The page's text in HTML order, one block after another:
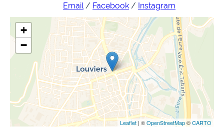
Email / Facebook / Instagram
+
−
Leaflet | ©OpenStreetMap©CARTO